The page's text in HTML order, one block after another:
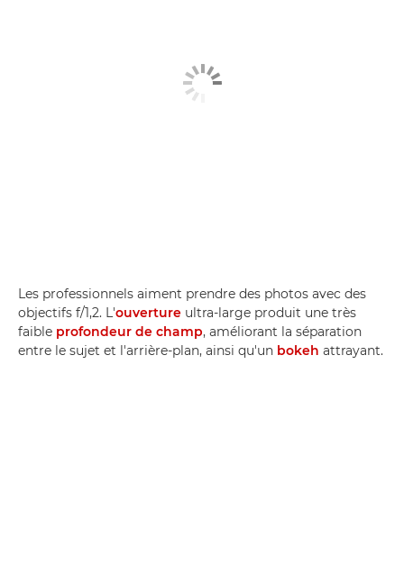
Les professionnels aiment prendre des photos avec des
objectifs f/1,2. L'ouverture ultra-large produit une très
faible profondeur de champ, améliorant la séparation
entre le sujet et l'arrière-plan, ainsi qu'un bokeh attrayant.